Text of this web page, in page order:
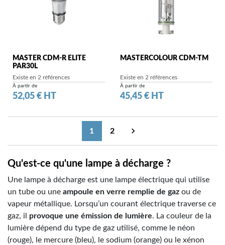
MASTER CDM-R ELITE
PAR30L
Existe en 2 références
À partir de
Prix
52,05 € HT
MASTERCOLOUR CDM-TM
Existe en 2 références
À partir de
Prix
45,45 € HT
1 2
Suivant

Qu'est-ce qu'une lampe à décharge ?
Une lampe à décharge est une lampe électrique qui utilise
un tube ou une ampoule en verre remplie de gaz ou de
vapeur métallique. Lorsqu’un courant électrique traverse ce
gaz, il provoque une émission de lumière. La couleur de la
lumière dépend du type de gaz utilisé, comme le néon
(rouge), le mercure (bleu), le sodium (orange) ou le xénon